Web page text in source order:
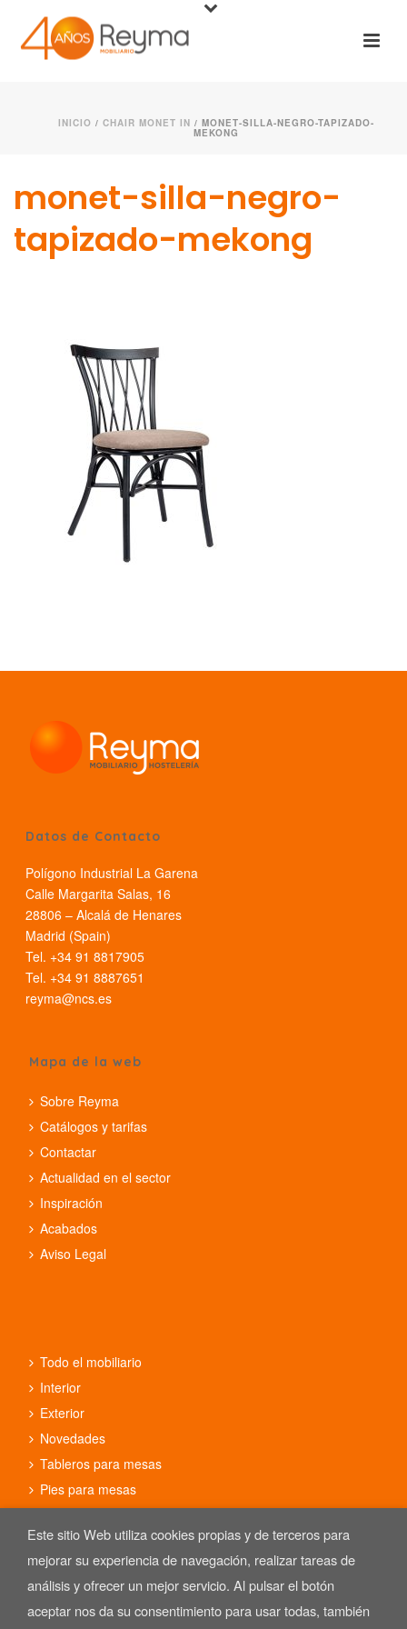
INICIO / CHAIR MONET IN / MONET-SILLA-NEGRO-TAPIZADO-
MEKONG
monet-silla-negro-
tapizado-mekong
Datos de Contacto
Polígono Industrial La Garena
Calle Margarita Salas, 16
28806 – Alcalá de Henares
Madrid (Spain)
Tel. +34 91 8817905
Tel. +34 91 8887651
reyma@ncs.es
Mapa de la web
Sobre Reyma
Catálogos y tarifas
Contactar
Actualidad en el sector
Inspiración
Acabados
Aviso Legal
Todo el mobiliario
Interior
Exterior
Novedades
Tableros para mesas
Pies para mesas
Copyright © 2025 REYMA mobiliario de hostelería. Las Imágenes de
Este sitio Web utiliza cookies propias y de terceros para
mejorar su experiencia de navegación, realizar tareas de
análisis y ofrecer un mejor servicio. Al pulsar el botón
aceptar nos da su consentimiento para usar todas, también